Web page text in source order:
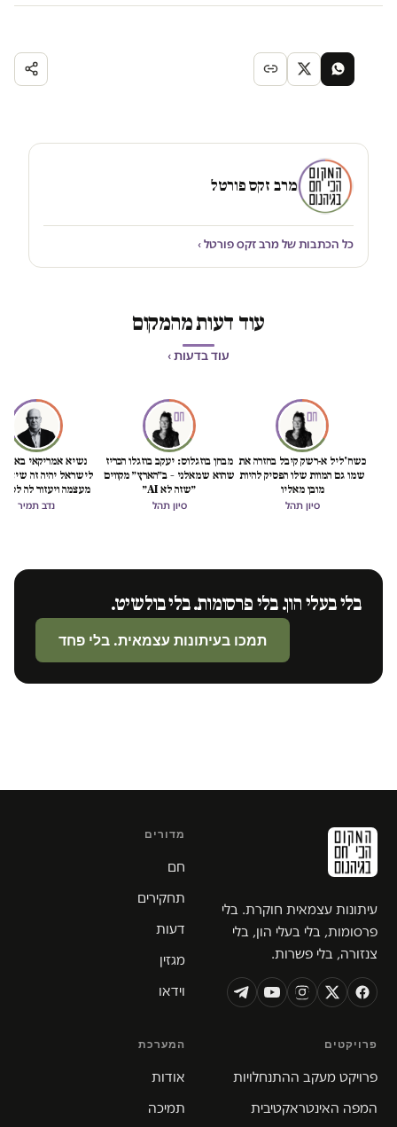
מרב זקס פורטל
כל הכתבות של מרב זקס פורטל ›
עוד דעות מהמקום
עוד בדעות ›
כשח'ליל א-רשק קיבל בחזרה את
שמו גם המוות שלו הפסיק להיות
מובן מאליו
סיון תהל
מבחן בוזגלוס: יעקב בוזגלו הכריז
שהוא שמאלני – ב״הארץ״ מקווים
״שזה לא AI״
סיון תהל
נשיא אמריקאי באמת
לישראל יהיה זה
מעצמה ויעזור לה
הכיבוש
נדב תמיר
בלי בעלי הון. בלי פרסומות. בלי בולשיט.
תמכו בעיתונות עצמאית. בלי פחד
עיתונות עצמאית חוקרת. בלי
פרסומות, בלי בעלי הון, בלי
צנזורה, בלי פשרות.
מדורים
חם
תחקירים
דעות
מגזין
וידאו
פרויקטים
פרויקט מעקב ההתנחלויות
המפה האינטראקטיבית
המערכת
אודות
תמיכה